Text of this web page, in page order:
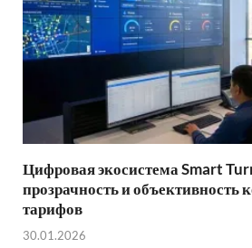
Цифровая экосистема Smart
прозрачность и
тарифов
30.01.2026